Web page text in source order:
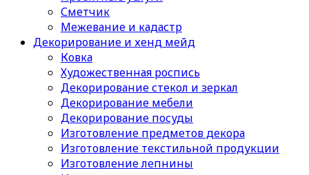
Сметчик
Межевание и кадастр
Декорирование и хенд мейд
Ковка
Художественная роспись
Декорирование стекол и зеркал
Декорирование мебели
Декорирование посуды
Изготовление предметов декора
Изготовление текстильной продукции
Изготовление лепнины